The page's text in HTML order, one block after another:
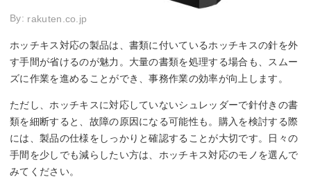
By: rakuten.co.jp
ホッチキス対応の製品は、書類に付いているホッチキスの針を外
す手間が省けるのが魅力。大量の書類を処理する場合も、スムー
ズに作業を進めることができ、事務作業の効率が向上します。
ただし、ホッチキスに対応していないシュレッダーで針付きの書
類を細断すると、故障の原因になる可能性も。購入を検討する際
には、製品の仕様をしっかりと確認することが大切です。日々の
手間を少しでも減らしたい方は、ホッチキス対応のモノを選んで
みてください。